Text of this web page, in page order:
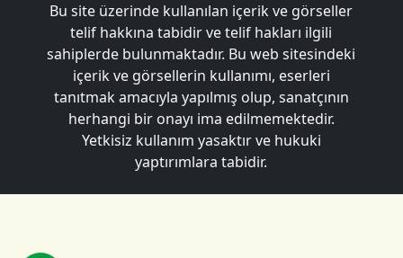
Bu site üzerinde kullanılan içerik ve görseller
telif hakkına tabidir ve telif hakları ilgili
sahiplerde bulunmaktadır. Bu web sitesindeki
içerik ve görsellerin kullanımı, eserleri
tanıtmak amacıyla yapılmış olup, sanatçının
herhangi bir onayı ima edilmemektedir.
Yetkisiz kullanım yasaktır ve hukuki
yaptırımlara tabidir.